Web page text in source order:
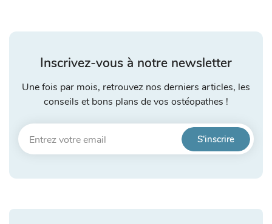
Inscrivez-vous à notre newsletter
Une fois par mois, retrouvez nos derniers articles, les
conseils et bons plans de vos ostéopathes !